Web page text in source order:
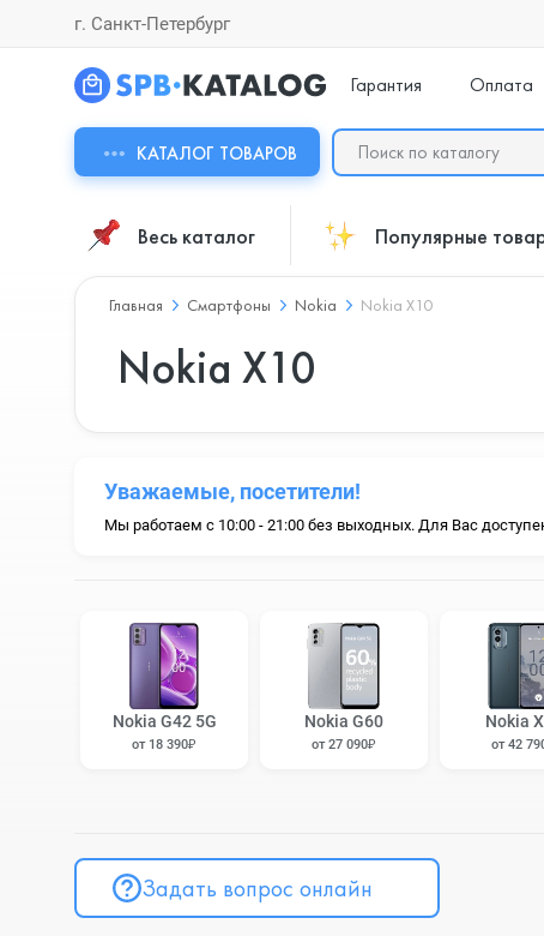
г. Санкт-Петербург
Гарантия Оплата
КАТАЛОГ ТОВАРОВ
Весь каталог Популярные
Главная Смартфоны Nokia Nokia X10
Nokia X10
Уважаемые, посетители!
Мы работаем с 10:00 - 21:00 без выходных. Для Вас
Nokia G42 5G
от 18 390₽
Nokia G60
от 27 090₽
Nokia
от 42
Задать вопрос онлайн